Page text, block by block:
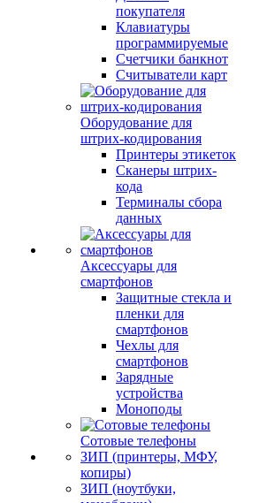
покупателя
Клавиатуры
программируемые
Счетчики банкнот
Считыватели карт
Оборудование для
штрих-кодирования
Принтеры этикеток
Сканеры штрих-
кода
Терминалы сбора
данных
Аксессуары для
смартфонов
Защитные стекла и
пленки для
смартфонов
Чехлы для
смартфонов
Зарядные
устройства
Моноподы
Сотовые телефоны
ЗИП (принтеры, МФУ,
копиры)
ЗИП (ноутбуки,